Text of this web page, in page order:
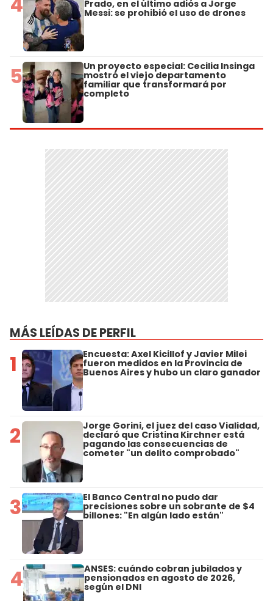
Prado, en el último adiós a Jorge
Messi: se prohibió el uso de drones
5 Un proyecto especial: Cecilia Insinga
mostró el viejo departamento
familiar que transformará por
completo
MÁS LEÍDAS DE PERFIL
1 Encuesta: Axel Kicillof y Javier Milei
fueron medidos en la Provincia de
Buenos Aires y hubo un claro ganador
2 Jorge Gorini, el juez del caso Vialidad,
declaró que Cristina Kirchner está
pagando las consecuencias de
cometer "un delito comprobado"
3 El Banco Central no pudo dar
precisiones sobre un sobrante de $4
billones: "En algún lado están"
4 ANSES: cuándo cobran jubilados y
pensionados en agosto de 2026,
según el DNI